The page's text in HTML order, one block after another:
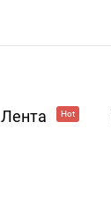
Лента Hot